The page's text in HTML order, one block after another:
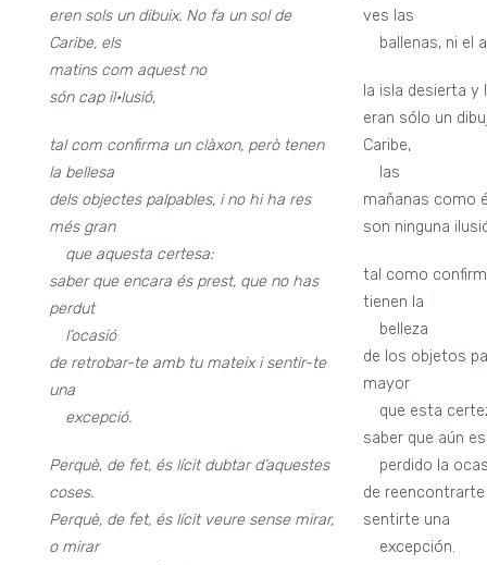
eren sols un dibuix. No fa un sol de
Caribe, els
matins com aquest no
són cap il•lusió,
tal com confirma un clàxon, però tenen
la bellesa
dels objectes palpables, i no hi ha res
més gran
que aquesta certesa:
saber que encara és prest, que no has
perdut
l’ocasió
de retrobar-te amb tu mateix i sentir-te
una
excepció.
Perquè, de fet, és lícit dubtar d’aquestes
coses.
Perquè, de fet, és lícit veure sense mirar,
o mirar
ves las
ballenas, ni el
la isla desierta y
eran sólo un
Caribe,
las
mañanas como
son ninguna
tal como
tienen la
belleza
de los objetos
mayor
que esta
saber que aún
perdido la
de
sentirte una
excepción.